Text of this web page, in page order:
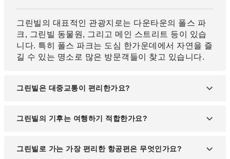
그린빌의 대표적인 관광지로는 다운타운의 폴스 파
크, 그린빌 동물원, 그리고 메인 스트리트 등이 있습
니다. 특히 폴스 파크는 도심 한가운데에서 자연을 즐
길 수 있는 명소로 많은 방문객들이 찾고 있습니다.
그린빌은 대중교통이 편리한가요?
시내에서는 '그린링크(Greenlink)'라는 버스 시스템
한 도시입니다.
그린빌의 기후는 여행하기 적합한가요?
연중 온화한 기후를 보이며, 특히 봄과 가을이 여행하
그린빌로 가는 가장 편리한 항공편은 무엇인가요?